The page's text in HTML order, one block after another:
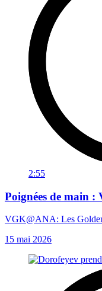
2:55
Poignées de main
VGK@ANA: Les
15 mai 2026